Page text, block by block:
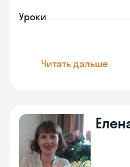
Уроки
Читать дальше